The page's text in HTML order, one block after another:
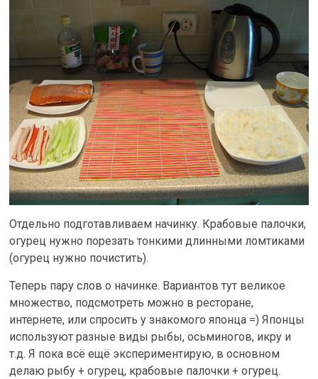
Отдельно подготавливаем начинку. Крабовые палочки,
огурец нужно порезать тонкими длинными ломтиками
(огурец нужно почистить).
Теперь пару слов о начинке. Вариантов тут великое
множество, подсмотреть можно в ресторане,
интернете, или спросить у знакомого японца =) Японцы
используют разные виды рыбы, осьминогов, икру и
т.д. Я пока всё ещё экспериментирую, в основном
делаю рыбу + огурец, крабовые палочки + огурец.